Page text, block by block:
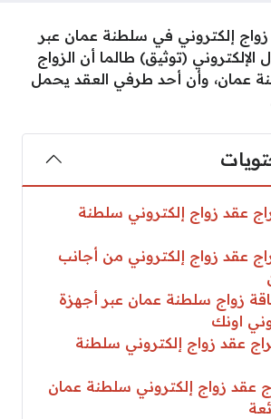
إلكتروني في سلطنة عمان عبر
الإلكتروني (توثيق) طالما أن الزواج
عمان، وأن أحد طرفي العقد يحمل
عقد زواج إلكتروني سلطنة
عقد زواج إلكتروني من أجانب
زواج سلطنة عمان عبر أجهزة
اونك
عقد زواج إلكتروني سلطنة
عقد زواج إلكتروني سلطنة عمان